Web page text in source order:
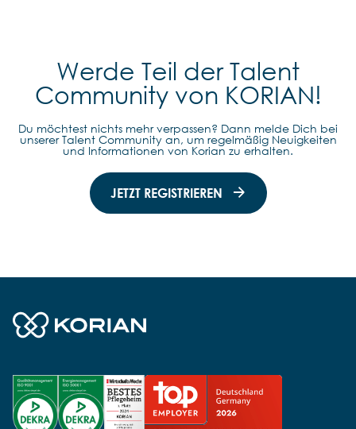
Werde Teil der Talent
Community von KORIAN!
Du möchtest nichts mehr verpassen? Dann melde Dich bei
unserer Talent Community an, um regelmäßig Neuigkeiten
und Informationen von Korian zu erhalten.
JETZT REGISTRIEREN